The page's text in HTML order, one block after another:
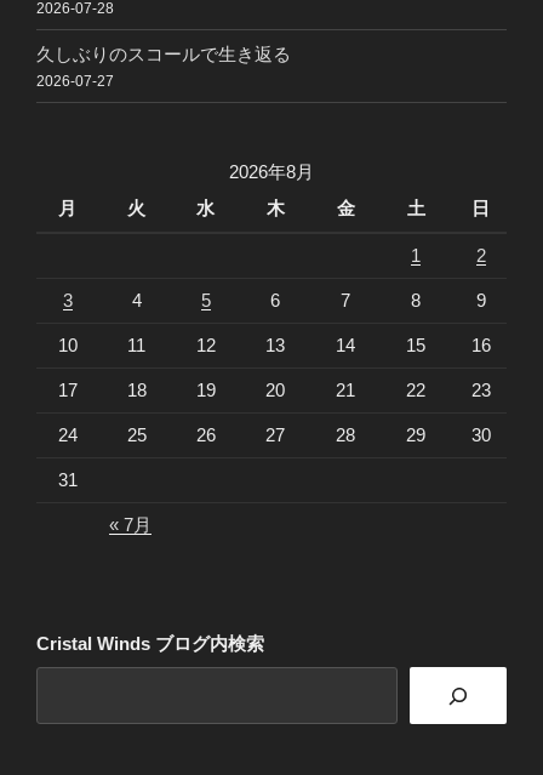
2026-07-28
久しぶりのスコールで生き返る
2026-07-27
2026年8月
月
火 水 木 金 土 日
1 2
3 4 5 6 7 8 9
10 11 12 13 14 15 16
17 18 19 20 21 22 23
24 25 26 27 28 29 30
31
« 7月
Cristal Winds ブログ内検索